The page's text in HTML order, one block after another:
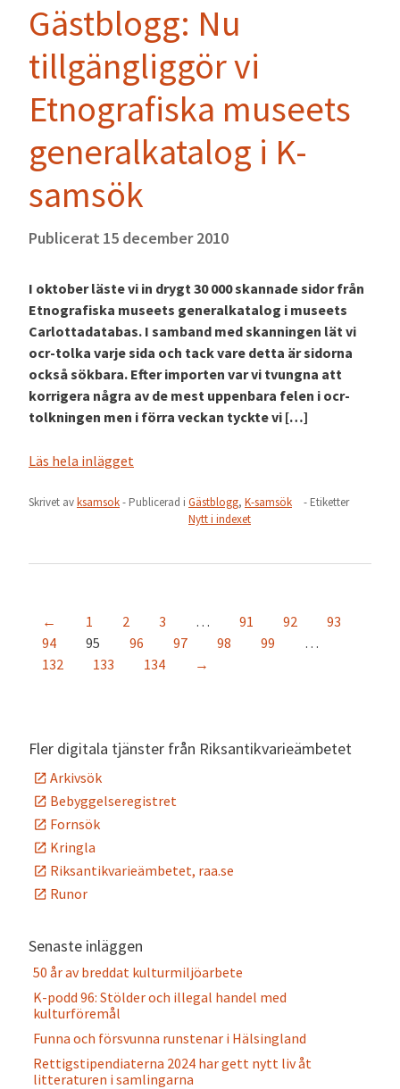
Gästblogg: Nu
tillgängliggör vi
Etnografiska museets
generalkatalog i K-
samsök
Publicerat 15 december 2010
I oktober läste vi in drygt 30 000 skannade sidor från
Etnografiska museets generalkatalog i museets
Carlottadatabas. I samband med skanningen lät vi
ocr-tolka varje sida och tack vare detta är sidorna
också sökbara. Efter importen var vi tvungna att
korrigera några av de mest uppenbara felen i ocr-
tolkningen men i förra veckan tyckte vi […]
Läs hela inlägget
Skrivet avksamsok- Publicerad i Gästblogg, K-samsök
- Etiketter
Nytt i indexet
← 1 2 3 … 91 92
93
94
95 96 97 98 99
…
132
133 134 →
Fler digitala tjänster från Riksantikvarieämbetet
Arkivsök
Bebyggelseregistret
Fornsök
Kringla
Riksantikvarieämbetet, raa.se
Runor
Senaste inläggen
50 år av breddat kulturmiljöarbete
K-podd 96: Stölder och illegal handel med
kulturföremål
Funna och försvunna runstenar i Hälsingland
Rettigstipendiaterna 2024 har gett nytt liv åt
litteraturen i samlingarna